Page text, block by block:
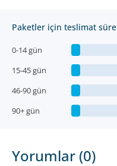
Paketler için teslimat
0-14 gün
15-45 gün
46-90 gün
90+ gün
Yorumlar (0)